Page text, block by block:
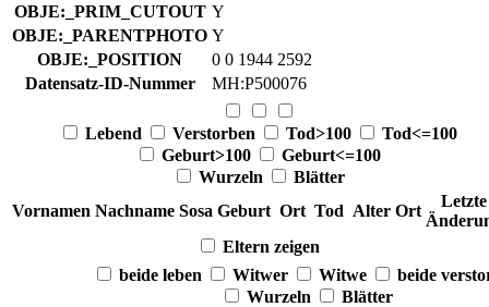
OBJE:_PRIM_CUTOUT Y
OBJE:_PARENTPHOTO Y
OBJE:_POSITION
0 0 1944 2592
Datensatz-ID-Nummer
MH:P500076
Lebend Verstorben Tod>100
Tod<=100
Geburt>100
Geburt<=100
Wurzeln
Blätter
Vornamen Nachname Sosa Geburt Ort Tod Alter Ort
Letzte
Eltern zeigen
beide leben
Witwer Witwe
beide
Wurzeln
Blätter